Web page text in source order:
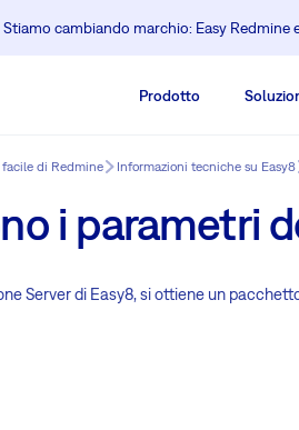
Stiamo cambiando marchio: Easy Redmine
Prodotto
di Redmine Informazioni tecniche su Easy8
i parametri
Server di Easy8, si ottiene un